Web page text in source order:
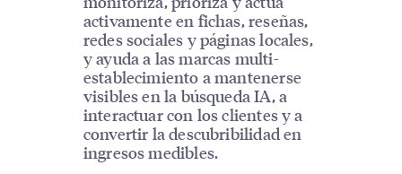
activamente en fichas, reseñas,
redes sociales y páginas locales,
y ayuda a las marcas multi-
establecimiento a mantenerse
visibles en la búsqueda IA, a
interactuar con los clientes y a
convertir la descubribilidad en
ingresos medibles.